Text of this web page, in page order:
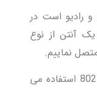
و رادیو است در
آنتن از نوع
نماییم.
این رادیو از استاندارد بیسیم 802.11a/n استفاده می